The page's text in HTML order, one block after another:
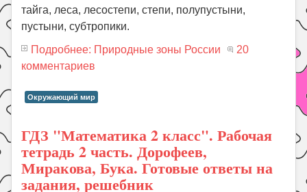
тайга, леса, лесостепи, степи, полупустыни,
пустыни, субтропики.
Подробнее: Природные зоны России
20
комментариев
Окружающий мир
ГДЗ "Математика 2 класс". Рабочая
тетрадь 2 часть. Дорофеев,
Миракова, Бука. Готовые ответы на
задания, решебник